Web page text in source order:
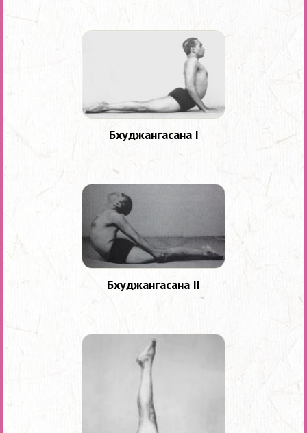
Бхуджангасана I
Бхуджангасана II